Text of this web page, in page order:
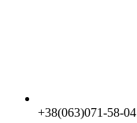
+38(063)071-58-04